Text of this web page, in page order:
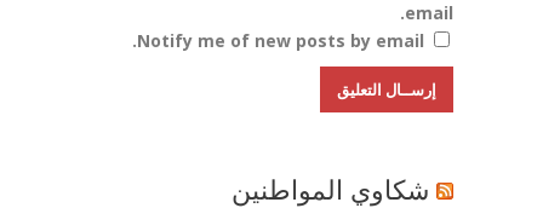
email.
Notify me of new posts by email.
شكاوي المواطنين